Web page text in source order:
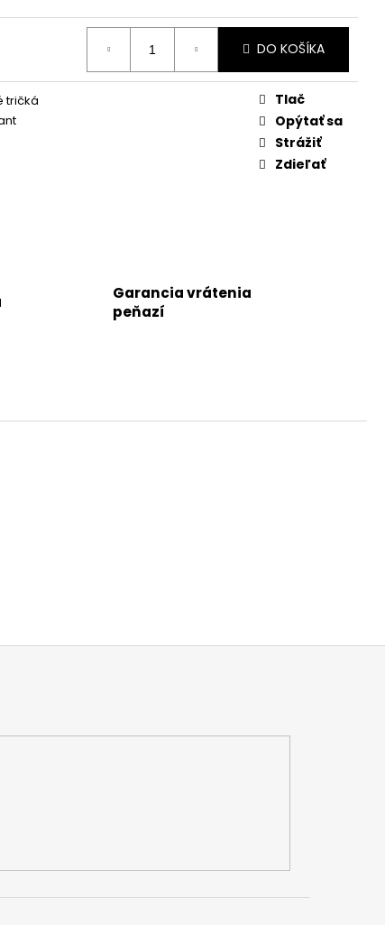
DO KOŠÍKA
tričká
Tlač
Opýtať sa
Strážiť
Zdieľať
Garancia vrátenia
peňazí